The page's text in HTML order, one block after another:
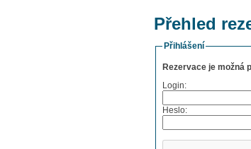
Přehled
Přihlášení
Rezervace je možná
Login:
Heslo: